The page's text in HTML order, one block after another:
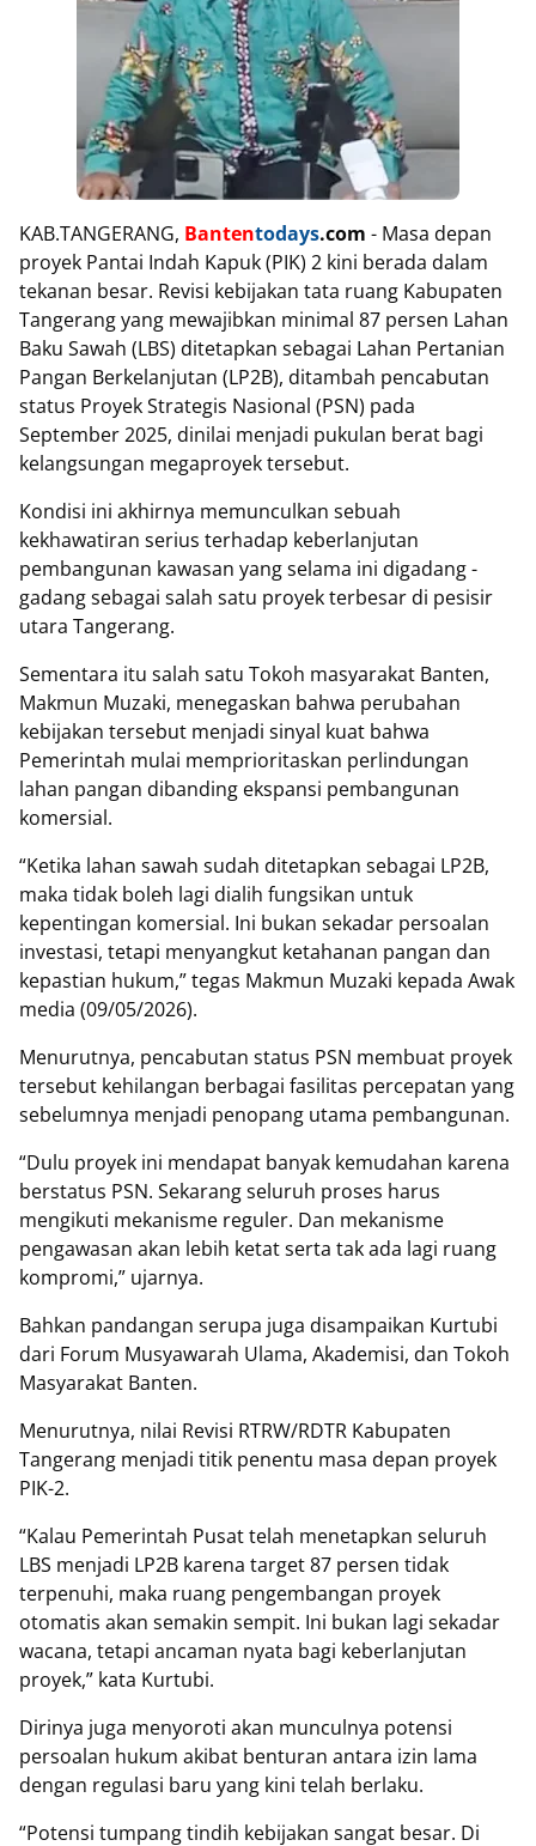
KAB.TANGERANG, Bantentodays.com - Masa depan
proyek Pantai Indah Kapuk (PIK) 2 kini berada dalam
tekanan besar. Revisi kebijakan tata ruang Kabupaten
Tangerang yang mewajibkan minimal 87 persen Lahan
Baku Sawah (LBS) ditetapkan sebagai Lahan Pertanian
Pangan Berkelanjutan (LP2B), ditambah pencabutan
status Proyek Strategis Nasional (PSN) pada
September 2025, dinilai menjadi pukulan berat bagi
kelangsungan megaproyek tersebut.
Kondisi ini akhirnya memunculkan sebuah
kekhawatiran serius terhadap keberlanjutan
pembangunan kawasan yang selama ini digadang -
gadang sebagai salah satu proyek terbesar di pesisir
utara Tangerang.
Sementara itu salah satu Tokoh masyarakat Banten,
Makmun Muzaki, menegaskan bahwa perubahan
kebijakan tersebut menjadi sinyal kuat bahwa
Pemerintah mulai memprioritaskan perlindungan
lahan pangan dibanding ekspansi pembangunan
komersial.
“Ketika lahan sawah sudah ditetapkan sebagai LP2B,
maka tidak boleh lagi dialih fungsikan untuk
kepentingan komersial. Ini bukan sekadar persoalan
investasi, tetapi menyangkut ketahanan pangan dan
kepastian hukum,” tegas Makmun Muzaki kepada Awak
media (09/05/2026).
Menurutnya, pencabutan status PSN membuat proyek
tersebut kehilangan berbagai fasilitas percepatan yang
sebelumnya menjadi penopang utama pembangunan.
“Dulu proyek ini mendapat banyak kemudahan karena
berstatus PSN. Sekarang seluruh proses harus
mengikuti mekanisme reguler. Dan mekanisme
pengawasan akan lebih ketat serta tak ada lagi ruang
kompromi,” ujarnya.
Bahkan pandangan serupa juga disampaikan Kurtubi
dari Forum Musyawarah Ulama, Akademisi, dan Tokoh
Masyarakat Banten.
Menurutnya, nilai Revisi RTRW/RDTR Kabupaten
Tangerang menjadi titik penentu masa depan proyek
PIK-2.
“Kalau Pemerintah Pusat telah menetapkan seluruh
LBS menjadi LP2B karena target 87 persen tidak
terpenuhi, maka ruang pengembangan proyek
otomatis akan semakin sempit. Ini bukan lagi sekadar
wacana, tetapi ancaman nyata bagi keberlanjutan
proyek,” kata Kurtubi.
Dirinya juga menyoroti akan munculnya potensi
persoalan hukum akibat benturan antara izin lama
dengan regulasi baru yang kini telah berlaku.
“Potensi tumpang tindih kebijakan sangat besar. Di